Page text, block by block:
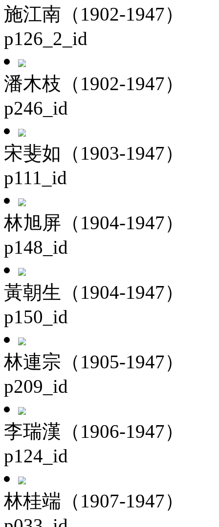
施江南（1902-1947）
p126_2_id
潘木枝（1902-1947）
p246_id
宋斐如（1903-1947）
p111_id
林旭屏（1904-1947）
p148_id
黃朝生（1904-1947）
p150_id
林連宗（1905-1947）
p209_id
李瑞漢（1906-1947）
p124_id
林桂端（1907-1947）